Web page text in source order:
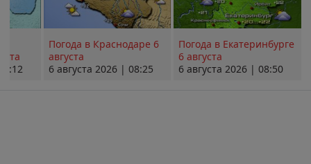
Погода в Краснодаре 6
августа
6 августа 2026 | 08:25
Погода в Екатеринбурге
6 августа
6 августа 2026 | 08:50